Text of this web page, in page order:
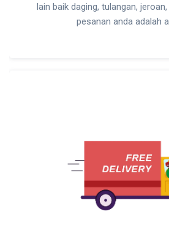
lain baik daging, tulangan,
pesanan anda adalah